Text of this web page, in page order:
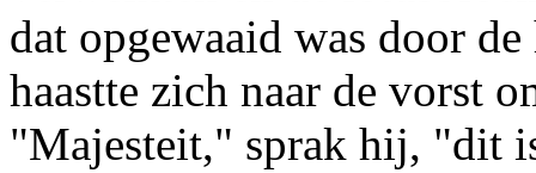
dat opgewaaid was door
haastte zich naar de vorst
"Majesteit," sprak hij, "dit